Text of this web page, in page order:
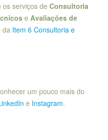
serviços de Consultoria
e Avaliações de
da Item 6 Consultoria e
um pouco mais do
e Instagram.